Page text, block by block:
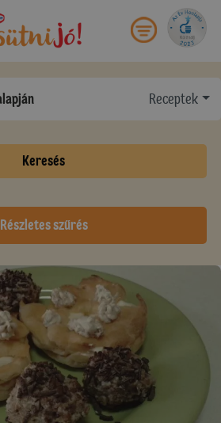
Receptek
Keresés
Részletes szűrés